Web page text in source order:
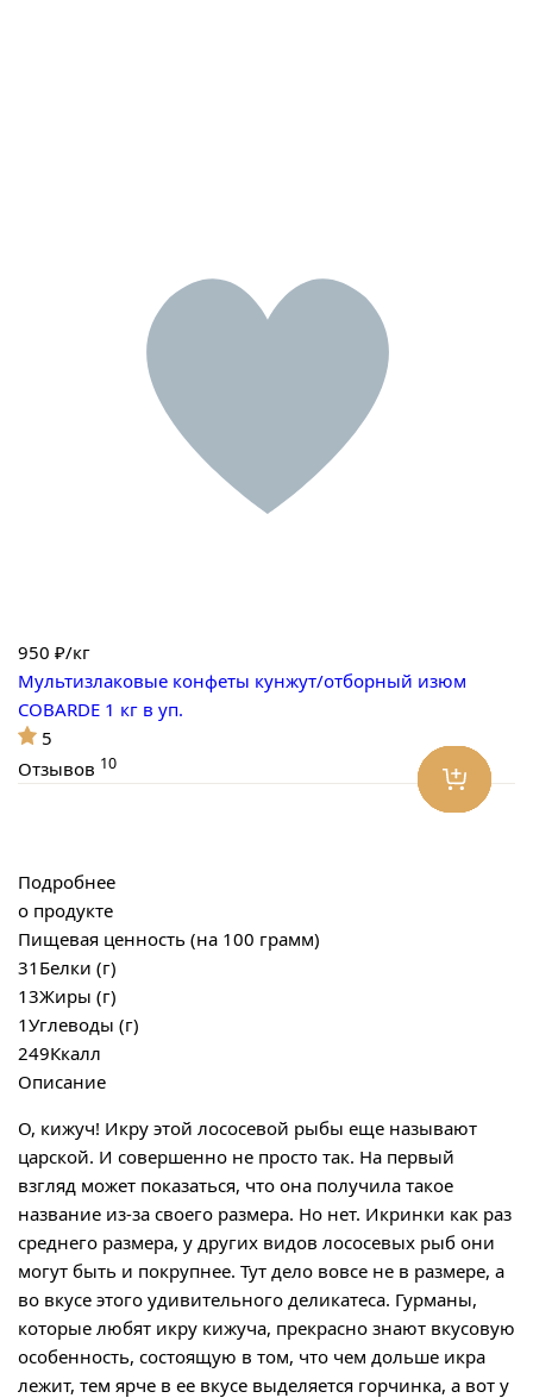
950 ₽/кг
Мультизлаковые конфеты кунжут/отборный изюм
COBARDE 1 кг в уп.
5
Отзывов 10
Подробнее
о продукте
Пищевая ценность (на 100 грамм)
31 Белки (г)
13Жиры (г)
1Углеводы (г)
249Ккалл
Описание
О, кижуч! Икру этой лососевой рыбы еще называют
царской. И совершенно не просто так. На первый
взгляд может показаться, что она получила такое
название из-за своего размера. Но нет. Икринки как раз
среднего размера, у других видов лососевых рыб они
могут быть и покрупнее. Тут дело вовсе не в размере, а
во вкусе этого удивительного деликатеса. Гурманы,
которые любят икру кижуча, прекрасно знают вкусовую
особенность, состоящую в том, что чем дольше икра
лежит, тем ярче в ее вкусе выделяется горчинка, а вот у